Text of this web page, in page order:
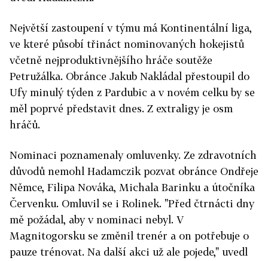
Největší zastoupení v týmu má Kontinentální liga,
ve které působí třináct nominovaných hokejistů
včetně nejproduktivnějšího hráče soutěže
Petružálka. Obránce Jakub Nakládal přestoupil do
Ufy minulý týden z Pardubic a v novém celku by se
měl poprvé představit dnes. Z extraligy je osm
hráčů.
Nominaci poznamenaly omluvenky. Ze zdravotních
důvodů nemohl Hadamczik pozvat obránce Ondřeje
Němce, Filipa Nováka, Michala Barinku a útočníka
Červenku. Omluvil se i Rolinek. "Před čtrnácti dny
mě požádal, aby v nominaci nebyl. V
Magnitogorsku se změnil trenér a on potřebuje o
pauze trénovat. Na další akci už ale pojede," uvedl